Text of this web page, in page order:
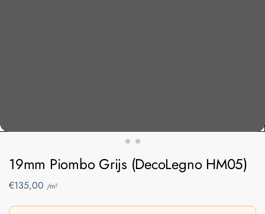
19mm Piombo Grijs (DecoLegno HM05)
€135,00 /m²